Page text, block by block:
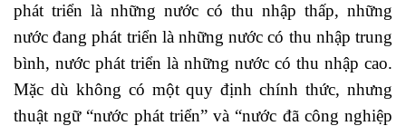
phát triển là những nước có thu nhập thấp, những
nước đang phát triển là những nước có thu nhập trung
bình, nước phát triển là những nước có thu nhập cao.
Mặc dù không có một quy định chính thức, nhưng
thuật ngữ “nước phát triển” và “nước đã công nghiệp